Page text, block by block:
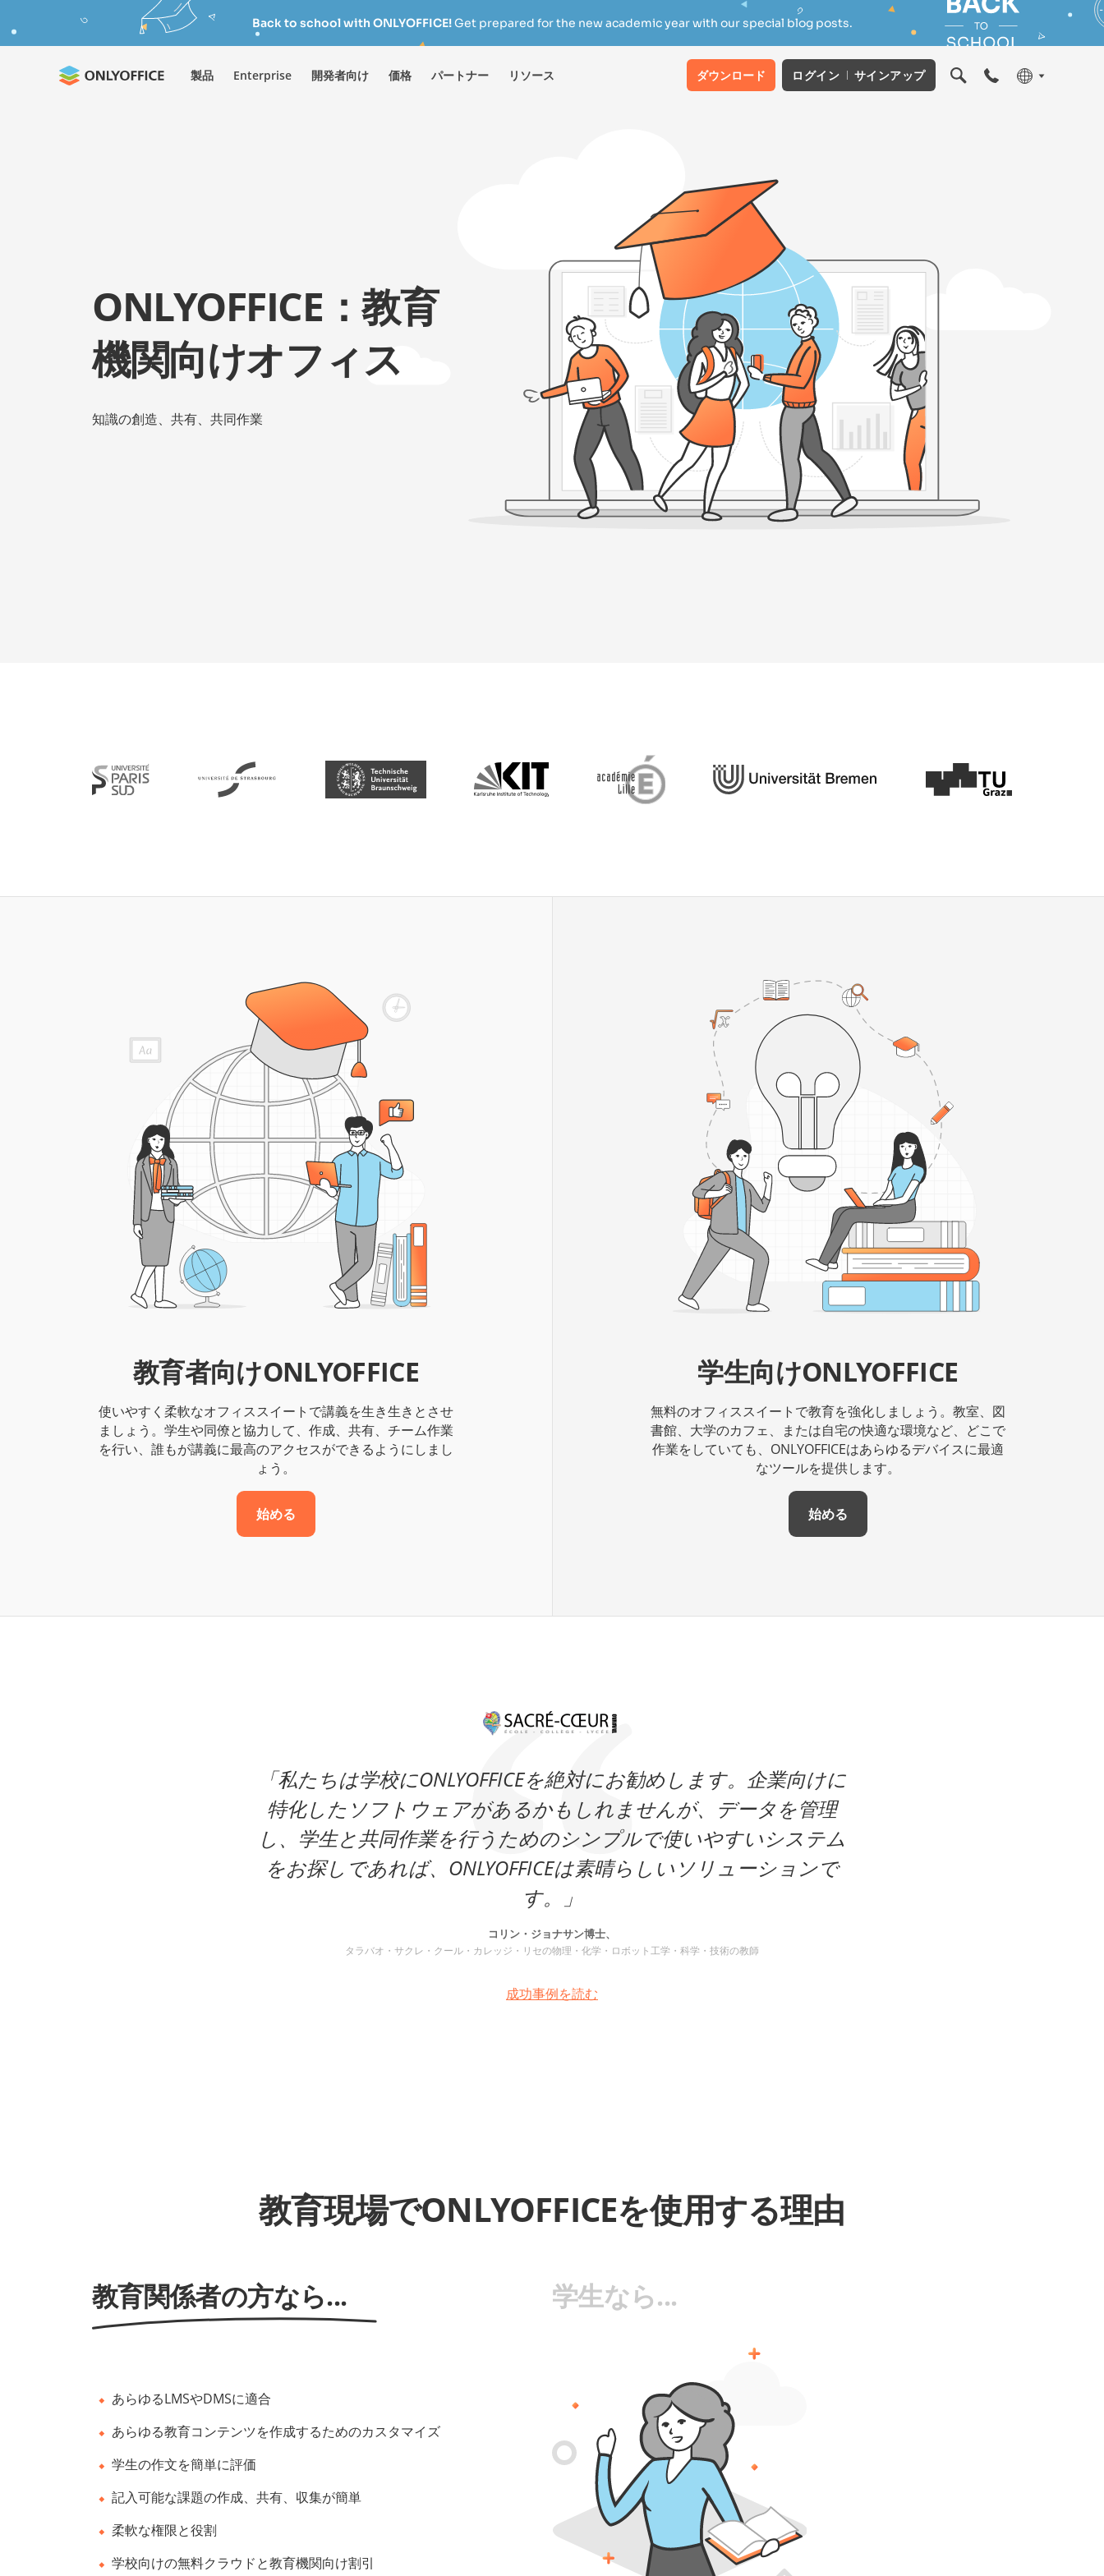
Back to school with ONLYOFFICE!Get prepared for the new academic year with our special blog posts.
製品 Enterprise 開発者向け 価格 パートナー リソース ダウンロード ログイン サインアップ
ONLYOFFICE：教育
機関向けオフィス
知識の創造、共有、共同作業
教育者向けONLYOFFICE
使いやすく柔軟なオフィススイートで講義を生き生きとさせ
ましょう。学生や同僚と協力して、作成、共有、チーム作業
を行い、誰もが講義に最高のアクセスができるようにしまし
ょう。
始める
学生向けONLYOFFICE
無料のオフィススイートで教育を強化しましょう。教室、図
書館、大学のカフェ、または自宅の快適な環境など、どこで
作業をしていても、ONLYOFFICEはあらゆるデバイスに最適
なツールを提供します。
始める
「私たちは学校にONLYOFFICEを絶対にお勧めします。企業向けに
特化したソフトウェアがあるかもしれませんが、データを管理
し、学生と共同作業を行うためのシンプルで使いやすいシステム
をお探しであれば、ONLYOFFICEは素晴らしいソリューションで
す。」
コリン・ジョナサン博士、
タラバオ・サクレ・クール・カレッジ・リセの物理・化学・ロボット工学・科学・技術の教師
成功事例を読む
教育現場でONLYOFFICEを使用する理由
教育関係者の方なら... 学生なら...
あらゆるLMSやDMSに適合
あらゆる教育コンテンツを作成するためのカスタマイズ
学生の作文を簡単に評価
記入可能な課題の作成、共有、収集が簡単
柔軟な権限と役割
学校向けの無料クラウドと教育機関向け割引